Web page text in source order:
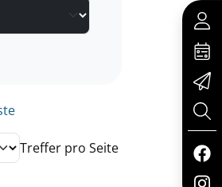
Treffer pro Seite